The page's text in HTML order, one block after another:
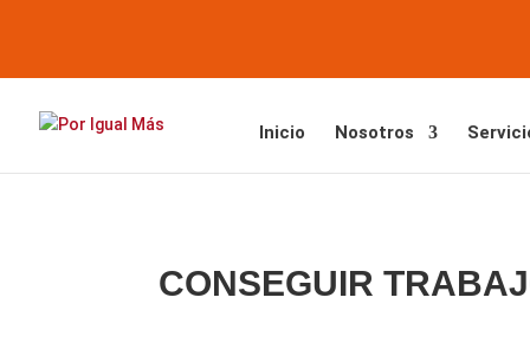
Inicio Nosotros
CONSEGUIR